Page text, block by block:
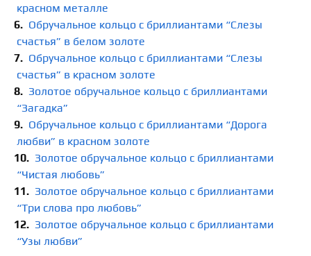
красном металле
Обручальное кольцо с бриллиантами “Слезы
счастья” в белом золоте
Обручальное кольцо с бриллиантами “Слезы
счастья” в красном золоте
Золотое обручальное кольцо с бриллиантами
“Загадка”
Обручальное кольцо с бриллиантами “Дорога
любви” в красном золоте
Золотое обручальное кольцо с бриллиантами
“Чистая любовь”
Золотое обручальное кольцо с бриллиантами
“Три слова про любовь”
Золотое обручальное кольцо с бриллиантами
“Узы любви”